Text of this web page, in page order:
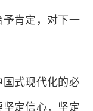
肯定，对下一
式现代化的必
定信心，坚定